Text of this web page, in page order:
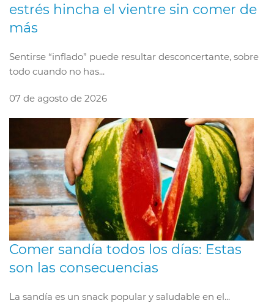
estrés hincha el vientre sin comer de
más
Sentirse “inflado” puede resultar desconcertante, sobre
todo cuando no has...
07 de agosto de 2026
Comer sandía todos los días: Estas
son las consecuencias
La sandía es un snack popular y saludable en el...